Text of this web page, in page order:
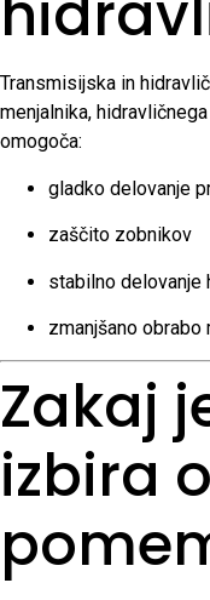
Transmisijska in
menjalnika,
omogoča:
gladko delovanje
zaščito zobnikov
stabilno delovanje
zmanjšano
Zakaj
izbira